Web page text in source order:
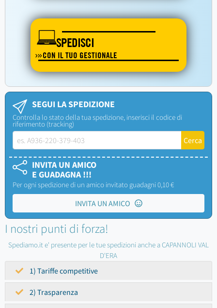
SPEDISCI
CON IL TUO GESTIONALE
SEGUI LA SPEDIZIONE
Controlla lo stato della tua spedizione, inserisci il codice di
riferimento (tracking)
INVITA UN AMICO
E GUADAGNA !!!
Per ogni spedizione di un amico invitato guadagni 0,10 €
INVITA UN AMICO
I nostri punti di forza!
Spediamo.it e' presente per le tue spedizioni anche a CAPANNOLI VAL
D'ERA
1) Tariffe competitive
2) Trasparenza